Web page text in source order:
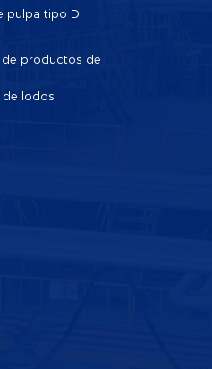
pulpa tipo D
productos de
lodos